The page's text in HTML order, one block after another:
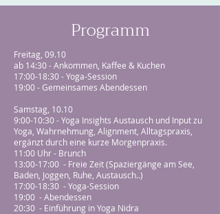
Programm
Freitag, 09.10
ab 14:30 - Ankommen, Kaffee & Kuchen
17:00-18:30 - Yoga-Session
19:00 - Gemeinsames Abendessen
Samstag, 10.10
9:00-10:30 - Yoga Insights Austausch und Input zu
Yoga, Wahrnehmung, Alignment, Alltagspraxis,
ergänzt durch eine kurze Morgenpraxis.
11:00 Uhr - Brunch
13:00-17:00 - Freie Zeit (Spaziergänge am See,
Baden, Joggen, Ruhe, Austausch..)
17:00-18:30 - Yoga-Session
19:00 - Abendessen
20:30 - Einführung in Yoga Nidra